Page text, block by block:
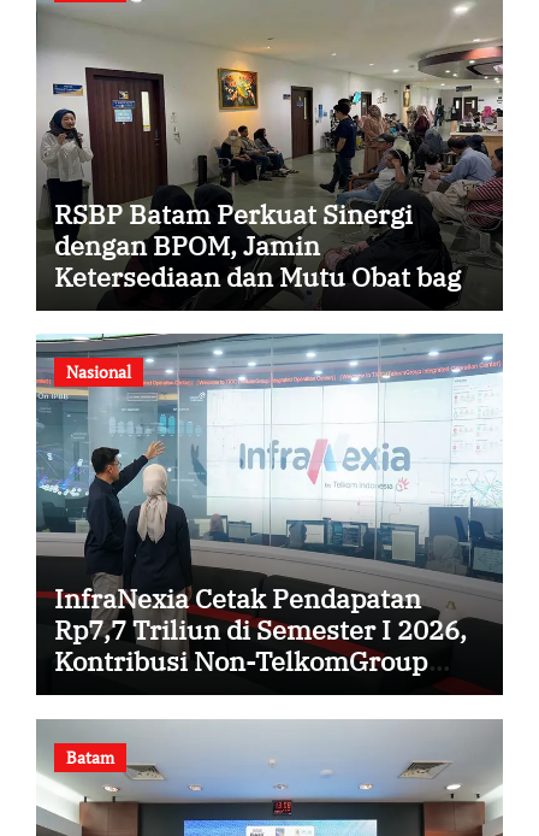
RSBP Batam Perkuat Sinergi
dengan BPOM, Jamin
Ketersediaan dan Mutu Obat bagi
Pasien
Nasional
InfraNexia Cetak Pendapatan
Rp7,7 Triliun di Semester I 2026,
Kontribusi Non-TelkomGroup
Melonjak 31%
Batam